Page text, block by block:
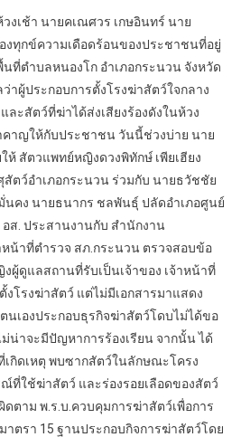
วงเช้า นายคเณศวร เกษอินทร์ นาย
งทุกข์ความเดือดร้อนของประชาชนที่อยู่
ที่ตำบลหนองโก อำเภอกระนวน จังหวัด
าผู้ประกอบการตั้งโรงฆ่าสัตว์ใจกลาง
ะสัตว์ที่ฆ่าได้ส่งเสียงร้องดังในห้วง
คาญให้กับประชาชน วันนี้ช่วงบ่าย นาย
ห้ สัตวแพทย์หญิงดวงพิทักษ์ เพียเฮียง
ตว์อำเภอกระนวน ร่วมกับ นายธวัชชัย
นคง นายธนากร ชลพันธุ์ ปลัดอำเภอศูนย์
ส. ประสานงานกับ สำนักงาน
น้าที่ตำรวจ สภ.กระนวน ตรวจสอบข้อ
งผู้ดูแลสถานที่รับเป็นเจ้าของ เจ้าหน้าที่
งโรงฆ่าสัตว์ แต่ไม่มีเอกสารมาแสดง
นเองประกอบธุรกิจฆ่าสัตว์โดบไม่ได้ขอ
น่าจะมีปัญหาการร้องเรียน จากนั้น ได้
กิดเหตุ พบซากสัตว์ในลักษณะโครง
ที่ใช้ฆ่าสัตว์ และร่องรอยเลือดของสัตว์
ตาม พ.ร.บ.ควบคุมการฆ่าสัตว์เพื่อการ
าตรา 15 ฐานประกอบกิจการฆ่าสัตว์โดย